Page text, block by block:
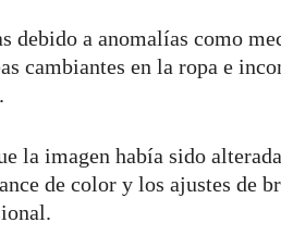
debido a anomalías como
cambiantes en la ropa e
la imagen había sido
de color y los ajustes de